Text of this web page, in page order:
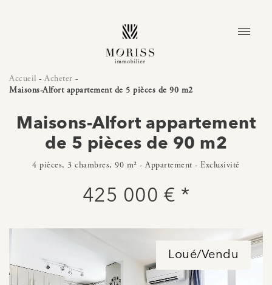
Accueil - Acheter -
Maisons-Alfort appartement de 5 pièces de 90 m2
Maisons-Alfort appartement
de 5 pièces de 90 m2
4 pièces, 3 chambres, 90 m² - Appartement - Exclusivité
425 000 € *
Loué/Vendu